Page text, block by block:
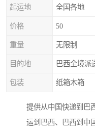
起运地 全国各地
价格 50
重量 无限制
目的地 巴西全境派
包装 纸箱木箱
提供从中国快递到巴
运到巴西、巴西到中